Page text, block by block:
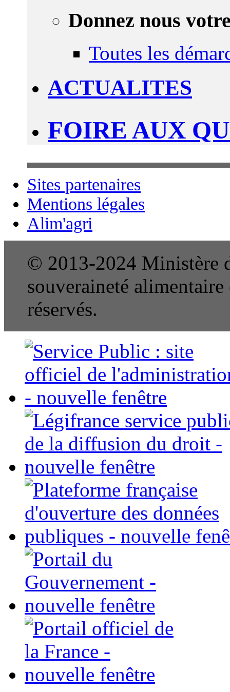
Donnez nous
Toutes les
ACTUALITES
FOIRE AUX
Sites partenaires
Mentions légales
Alim'agri
© 2013-2024 Ministère
souveraineté
réservés.